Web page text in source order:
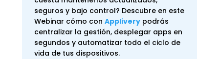
seguros y bajo control? Descubre en este
Webinar cómo con Appliverypodrás
centralizar la gestión, desplegar apps en
segundos y automatizar todo el ciclo de
vida de tus dispositivos.